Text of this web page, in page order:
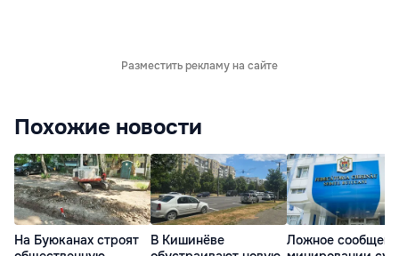
Разместить рекламу на сайте
Похожие новости
На Буюканах строят
В Кишинёве
Ложное